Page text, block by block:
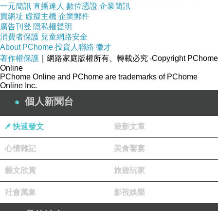
一元簡訊 直播達人 數位憑證 企業簡訊
買網址 虛擬主機 企業郵件
廣告刊登 隱私權聲明
消費者保護 兒童網路安全
About PChome 投資人聯絡 徵才
著作權保護 ｜網路家庭版權所有、轉載必究 ‧Copyright PChome
Online
PChome Online and PChome are trademarks of PChome
Online Inc.
個人新聞台
快速發文 最新文章
心情雜記 美食饗宴
藝文欣賞 旅遊玩家
社會萬象 影視娛樂